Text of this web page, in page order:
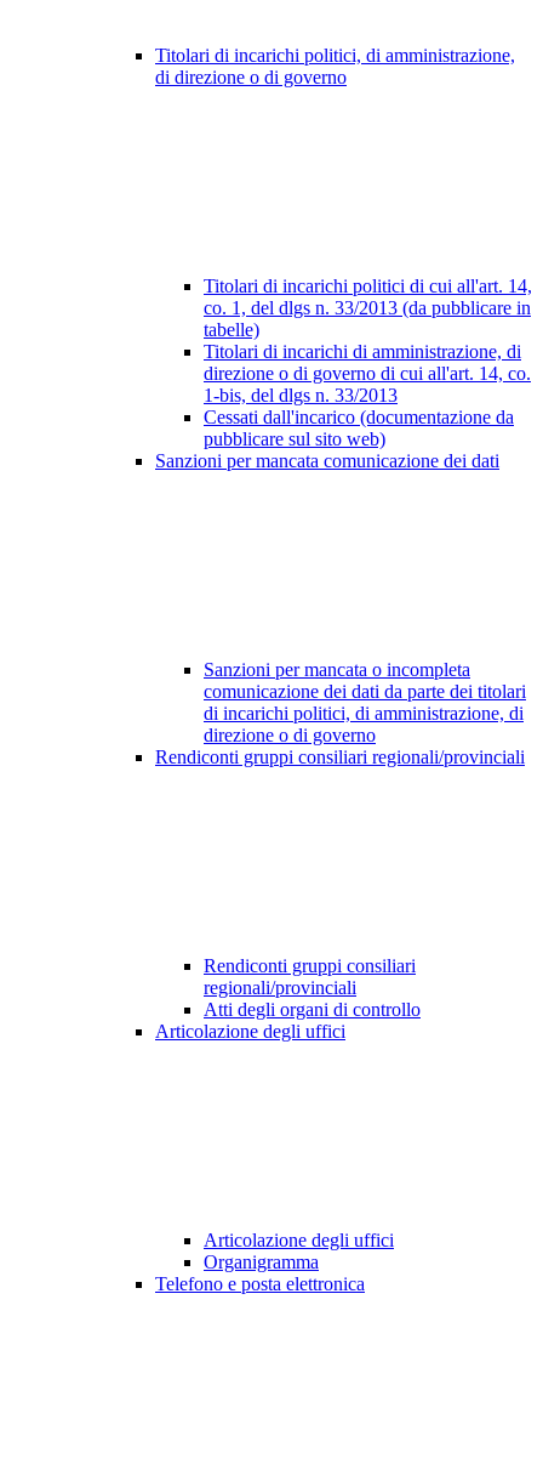
Titolari di incarichi politici, di amministrazione,
di direzione o di governo
Titolari di incarichi politici di cui all'art. 14,
co. 1, del dlgs n. 33/2013 (da pubblicare in
tabelle)
Titolari di incarichi di amministrazione, di
direzione o di governo di cui all'art. 14, co.
1-bis, del dlgs n. 33/2013
Cessati dall'incarico (documentazione da
pubblicare sul sito web)
Sanzioni per mancata comunicazione dei dati
Sanzioni per mancata o incompleta
comunicazione dei dati da parte dei titolari
di incarichi politici, di amministrazione, di
direzione o di governo
Rendiconti gruppi consiliari regionali/provinciali
Rendiconti gruppi consiliari
regionali/provinciali
Atti degli organi di controllo
Articolazione degli uffici
Articolazione degli uffici
Organigramma
Telefono e posta elettronica